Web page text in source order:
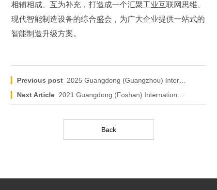
相辅相成、互为补充，打造成一个汇聚工业互联网思维、
现代智能制造设备的综合盛会，为广大企业提供一站式的
智能制造升级方案。
Previous post 2025 Guangdong (Guangzhou) International Furniture Fair
Next Article 2021 Guangdong (Foshan) International Machinery Industry Equipment Expo
Back